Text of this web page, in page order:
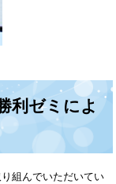
利ゼミによ
組んでいただいてい